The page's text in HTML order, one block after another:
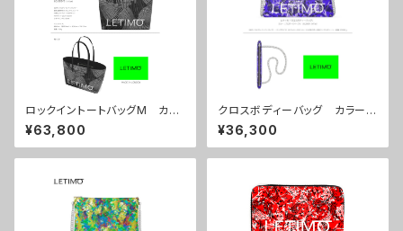
ロックイントートバッグM カラ
ー/センスブラック ■配送まで
約１か月
¥63,800
クロスボディーバッグ カラー/
プロポーズパープル ■配送ま
で約１か月
¥36,300